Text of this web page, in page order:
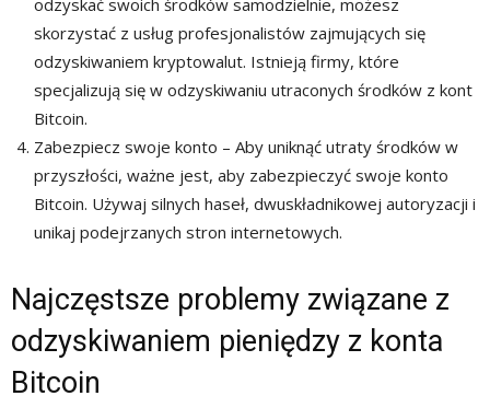
odzyskać swoich środków samodzielnie, możesz
skorzystać z usług profesjonalistów zajmujących się
odzyskiwaniem kryptowalut. Istnieją firmy, które
specjalizują się w odzyskiwaniu utraconych środków z kont
Bitcoin.
Zabezpiecz swoje konto – Aby uniknąć utraty środków w
przyszłości, ważne jest, aby zabezpieczyć swoje konto
Bitcoin. Używaj silnych haseł, dwuskładnikowej autoryzacji i
unikaj podejrzanych stron internetowych.
Najczęstsze problemy związane z
odzyskiwaniem pieniędzy z konta
Bitcoin